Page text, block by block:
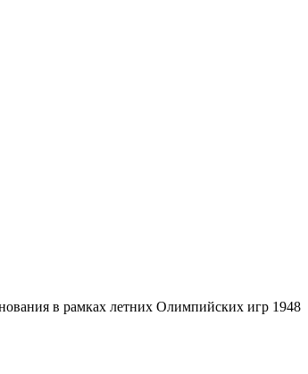
в рамках летних Олимпийских игр 1948